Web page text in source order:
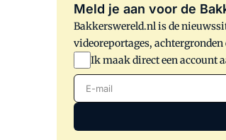
Meld je aan voor de
Bakkerswereld.nl is de
videoreportages,
Ik maak direct een account
E-mail